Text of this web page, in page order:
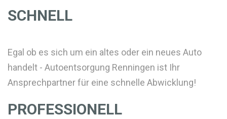
SCHNELL
Egal ob es sich um ein altes oder ein neues Auto
handelt - Autoentsorgung Renningen ist Ihr
Ansprechpartner für eine schnelle Abwicklung!
PROFESSIONELL